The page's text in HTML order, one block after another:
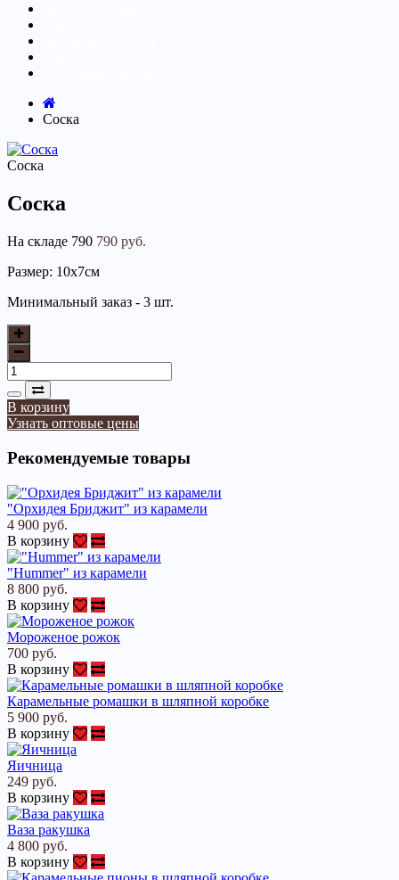
Соска
Соска
Соска
На складе 790 790 руб.
Размер: 10х7см
Минимальный заказ - 3 шт.
В корзину
Узнать оптовые цены
Рекомендуемые товары
"Орхидея Бриджит" из карамели
4 900 руб.
В корзину
"Hummer" из карамели
8 800 руб.
В корзину
Мороженое рожок
700 руб.
В корзину
Карамельные ромашки в шляпной коробке
5 900 руб.
В корзину
Яичница
249 руб.
В корзину
Ваза ракушка
4 800 руб.
В корзину